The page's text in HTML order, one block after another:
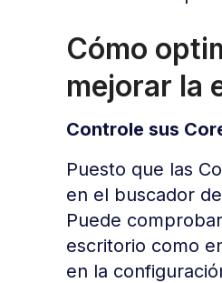
Cómo
mejorar la
Controle sus
Puesto que las
en el buscador
Puede
escritorio como
en la